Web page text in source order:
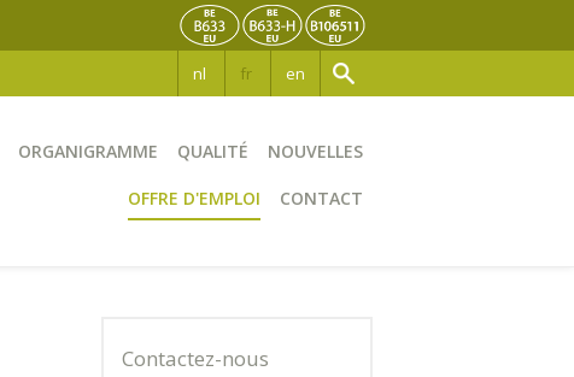
nl fr en
ORGANIGRAMME QUALITÉ NOUVELLES
OFFRE D'EMPLOI CONTACT
Contactez-nous